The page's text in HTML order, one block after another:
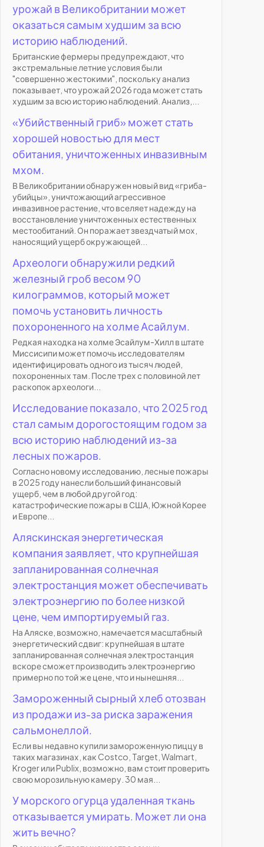
урожай в Великобритании может
оказаться самым худшим за всю
историю наблюдений.
Британские фермеры предупреждают, что
экстремальные летние условия были
"совершенно жестокими", поскольку анализ
показывает, что урожай 2026 года может стать
худшим за всю историю наблюдений. Анализ,...
«Убийственный гриб» может стать
хорошей новостью для мест
обитания, уничтоженных инвазивным
мхом.
В Великобритании обнаружен новый вид «гриба-
убийцы», уничтожающий агрессивное
инвазивное растение, что вселяет надежду на
восстановление уничтоженных естественных
местообитаний. Он поражает звездчатый мох,
наносящий ущерб окружающей...
Археологи обнаружили редкий
железный гроб весом 90
килограммов, который может
помочь установить личность
похороненного на холме Асайлум.
Редкая находка на холме Эсайлум-Хилл в штате
Миссисипи может помочь исследователям
идентифицировать одного из тысяч людей,
похороненных там. После трех с половиной лет
раскопок археологи...
Исследование показало, что 2025 год
стал самым дорогостоящим годом за
всю историю наблюдений из-за
лесных пожаров.
Согласно новому исследованию, лесные пожары
в 2025 году нанесли больший финансовый
ущерб, чем в любой другой год:
катастрофические пожары в США, Южной Корее
и Европе...
Аляскинская энергетическая
компания заявляет, что крупнейшая
запланированная солнечная
электростанция может обеспечивать
электроэнергию по более низкой
цене, чем импортируемый газ.
На Аляске, возможно, намечается масштабный
энергетический сдвиг: крупнейшая в штате
запланированная солнечная электростанция
вскоре сможет производить электроэнергию
примерно по той же цене, что и нынешняя...
Замороженный сырный хлеб отозван
из продажи из-за риска заражения
сальмонеллой.
Если вы недавно купили замороженную пиццу в
таких магазинах, как Costco, Target, Walmart,
Kroger или Publix, возможно, вам стоит проверить
свою морозильную камеру. 30 мая...
У морского огурца удаленная ткань
отказывается умирать. Может ли она
жить вечно?